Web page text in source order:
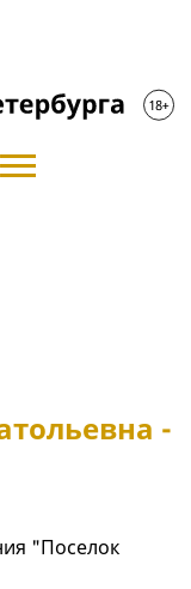
-
"Поселок